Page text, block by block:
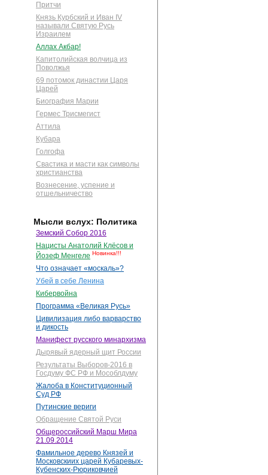
Притчи
Князь Курбский и Иван IV
называли Святую Русь
Израилем
Аллах Акбар!
Капитолийская волчица из
Поволжья
69 потомок династии Царя
Царей
Биография Марии
Гермес Трисмегист
Аттила
Кубара
Голгофа
Свастика и масти как символы
христианства
Вознесение, успение и
отшельничество
Мысли вслух: Политика
Земский Собор 2016
Нацисты Анатолий Клёсов и
Йозеф Менгеле Новинка!!!
Что означает «москаль»?
Убей в себе Ленина
Кибервойна
Программа «Великая Русь»
Цивилизация либо варварство
и дикость
Манифест русского минархизма
Дырявый ядерный щит России
Результаты Выборов-2016 в
Госдуму ФС РФ и Мособлдуму
Жалоба в Конституционный
Суд РФ
Путинские вериги
Обращение Святой Руси
Общероссийский Марш Мира
21.09.2014
Фамильное дерево Князей и
Московскиих царей Кубаревых-
Кубенских-Рюриковчией